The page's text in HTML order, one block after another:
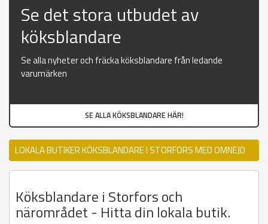
Se det stora utbudet av
köksblandare
Se alla nyheter och fräcka köksblandare från ledande
varumärken
SE ALLA KÖKSBLANDARE HÄR!
LOKALA BUTIKER KÖKSBLANDARE I STORFORS MED OMNEJD
Köksblandare i Storfors och
närområdet - Hitta din lokala butik.